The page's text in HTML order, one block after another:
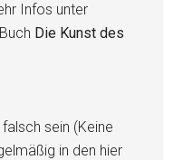
Infos unter
Die Kunst des
sein (Keine
in den hier